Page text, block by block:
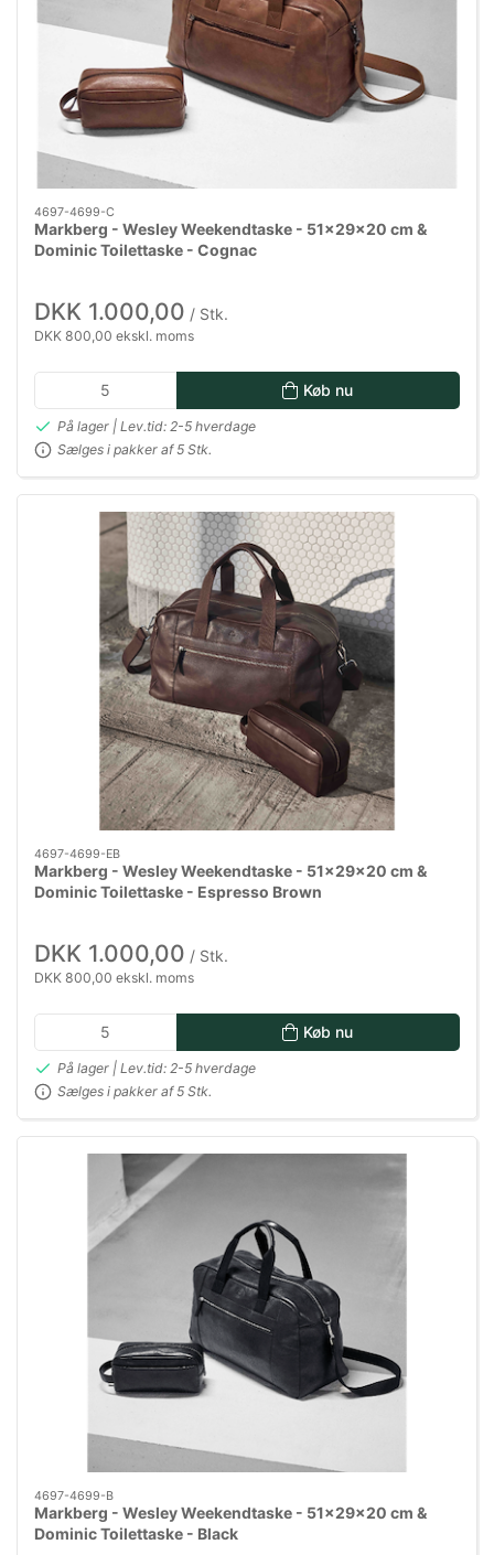
4697-4699-C
Markberg - Wesley Weekendtaske - 51x29x20 cm &
Dominic Toilettaske - Cognac
DKK 1.000,00 / Stk.
DKK 800,00 ekskl. moms
Køb nu
På lager | Lev.tid: 2-5 hverdage
Sælges i pakker af 5 Stk.
4697-4699-EB
Markberg - Wesley Weekendtaske - 51x29x20 cm &
Dominic Toilettaske - Espresso Brown
DKK 1.000,00 / Stk.
DKK 800,00 ekskl. moms
Køb nu
På lager | Lev.tid: 2-5 hverdage
Sælges i pakker af 5 Stk.
4697-4699-B
Markberg - Wesley Weekendtaske - 51x29x20 cm &
Dominic Toilettaske - Black